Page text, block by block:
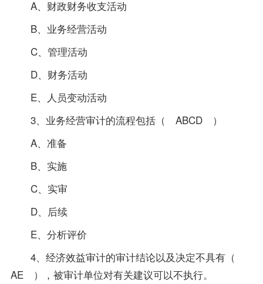
A、财政财务收支活动
B、业务经营活动
C、管理活动
D、财务活动
E、人员变动活动
3、业务经营审计的流程包括（ ABCD ）
A、准备
B、实施
C、实审
D、后续
E、分析评价
4、经济效益审计的审计结论以及决定不具有（
AE ），被审计单位对有关建议可以不执行。